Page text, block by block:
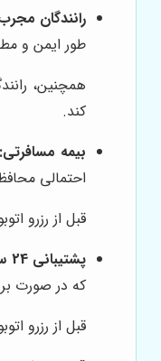
رانندگان
طور ایمن و
همچنین،
کند.
بیمه مسافرتی:
احتمالی
قبل از رزرو
پشتیبانی 24 ساعته:
که در صورت
قبل از رزرو اتوبوس، از شرکت در